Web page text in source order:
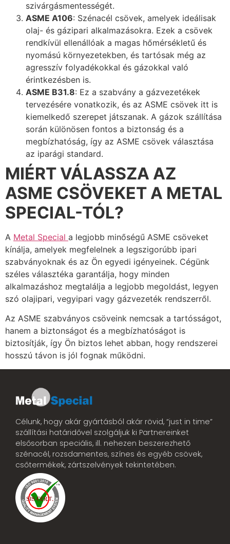
szivárgásmentességét.
ASME A106: Szénacél csövek, amelyek ideálisak
olaj- és gázipari alkalmazásokra. Ezek a csövek
rendkívül ellenállóak a magas hőmérsékletű és
nyomású környezetekben, és tartósak még az
agresszív folyadékokkal és gázokkal való
érintkezésben is.
ASME B31.8: Ez a szabvány a gázvezetékek
tervezésére vonatkozik, és az ASME csövek itt is
kiemelkedő szerepet játszanak. A gázok szállítása
során különösen fontos a biztonság és a
megbízhatóság, így az ASME csövek választása
az iparági standard.
MIÉRT VÁLASSZA AZ
ASME CSÖVEKET A METAL
SPECIAL-TÓL?
A Metal Special a legjobb minőségű ASME csöveket
kínálja, amelyek megfelelnek a legszigorúbb ipari
szabványoknak és az Ön egyedi igényeinek. Cégünk
széles választéka garantálja, hogy minden
alkalmazáshoz megtalálja a legjobb megoldást, legyen
szó olajipari, vegyipari vagy gázvezeték rendszerről.
Az ASME szabványos csöveink nemcsak a tartósságot,
hanem a biztonságot és a megbízhatóságot is
biztosítják, így Ön biztos lehet abban, hogy rendszerei
hosszú távon is jól fognak működni.
Célunk, hogy akár gyártásból akár rövid, “just in time”
szállítási határidővel szolgáljuk ki Partnereinket
elsősorban speciális, ill. nehezen beszerezhető
szénacél, rozsdamentes, színes és egyéb csövek,
csőtermékek, zártszelvények tekintetében.